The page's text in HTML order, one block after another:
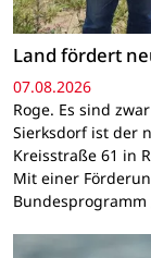
Land fördert
07.08.2026
Roge. Es sind
Sierksdorf ist der
Kreisstraße 61 in
Mit einer
Bundesprogramm